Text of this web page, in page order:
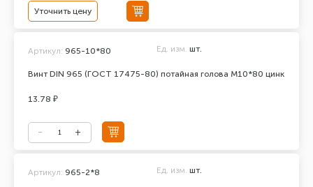
Уточнить цену
Винт DIN 965 (ГОСТ 17475-80) потайная голова М10*80 цинк
Артикул: 965-10*80 Ед. изм. шт.
13.78 ₽
Артикул: 965-2*8 Ед. изм. шт.